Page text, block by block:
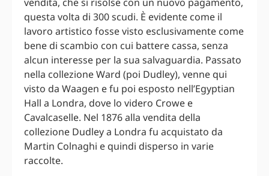
questa volta di 300 scudi. È evidente come il
lavoro artistico fosse visto esclusivamente come
bene di scambio con cui battere cassa, senza
alcun interesse per la sua salvaguardia. Passato
nella collezione Ward (poi Dudley), venne qui
visto da Waagen e fu poi esposto nell’Egyptian
Hall a Londra, dove lo videro Crowe e
Cavalcaselle. Nel 1876 alla vendita della
collezione Dudley a Londra fu acquistato da
Martin Colnaghi e quindi disperso in varie
raccolte.